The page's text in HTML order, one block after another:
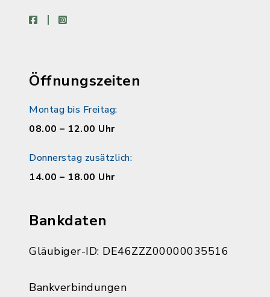
facebookinstagram
Öffnungszeiten
Montag bis Freitag:
08.00 – 12.00 Uhr
Donnerstag zusätzlich:
14.00 – 18.00 Uhr
Bankdaten
Gläubiger-ID: DE46ZZZ00000035516
Bankverbindungen